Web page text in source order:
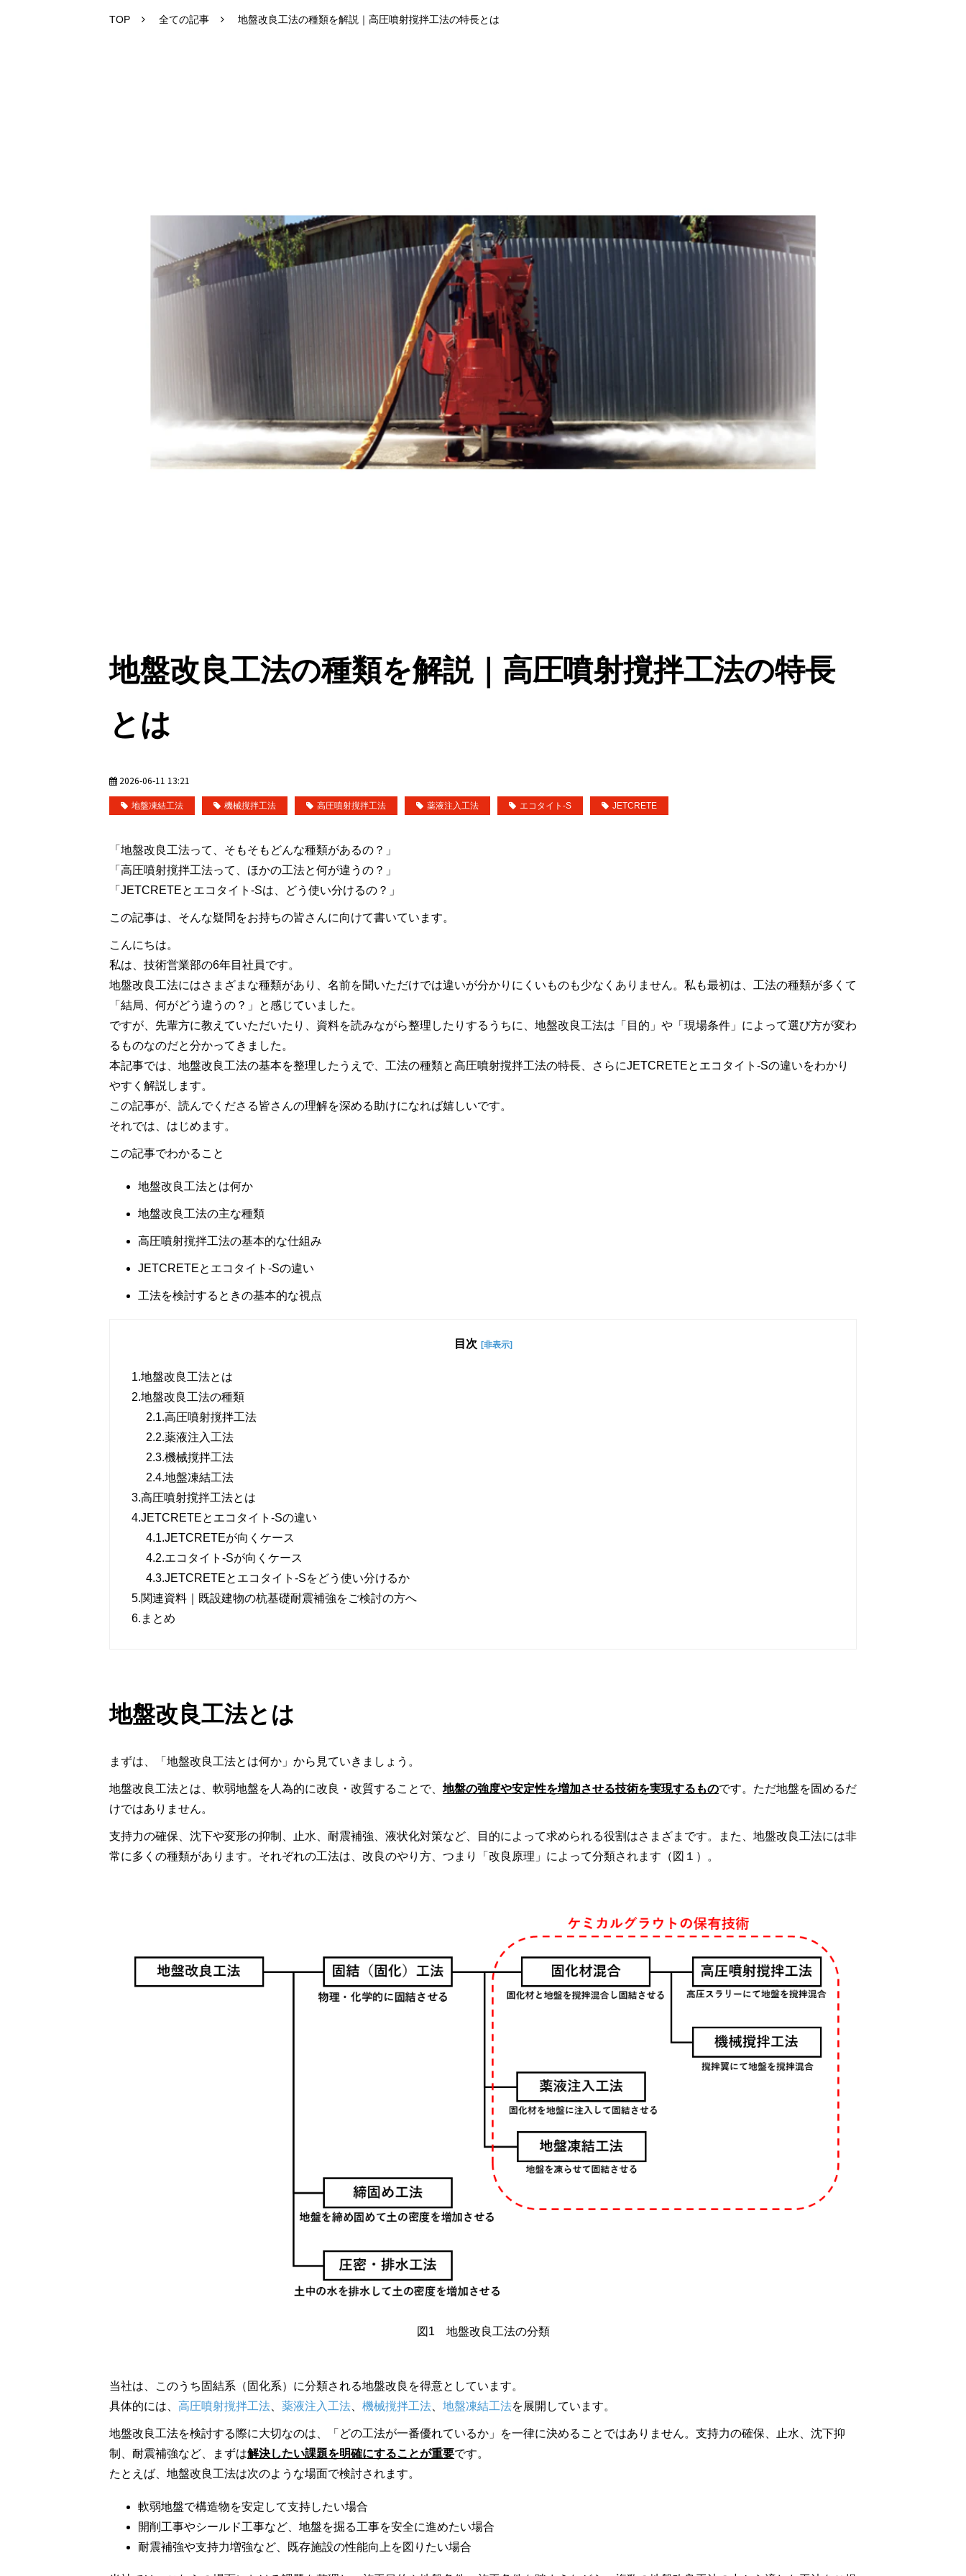
TOP 全ての記事 地盤改良工法の種類を解説｜高圧噴射撹拌工法の特長とは
地盤改良工法の種類を解説｜高圧噴射撹拌工法の特長
とは
2026-06-11 13:21
地盤凍結工法 機械撹拌工法 高圧噴射撹拌工法 薬液注入工法 エコタイト-S JETCRETE
「地盤改良工法って、そもそもどんな種類があるの？」
「高圧噴射撹拌工法って、ほかの工法と何が違うの？」
「JETCRETEとエコタイト-Sは、どう使い分けるの？」
この記事は、そんな疑問をお持ちの皆さんに向けて書いています。
こんにちは。
私は、技術営業部の6年目社員です。
地盤改良工法にはさまざまな種類があり、名前を聞いただけでは違いが分かりにくいものも少なくありません。私も最初は、工法の種類が多くて
「結局、何がどう違うの？」と感じていました。
ですが、先輩方に教えていただいたり、資料を読みながら整理したりするうちに、地盤改良工法は「目的」や「現場条件」によって選び方が変わ
るものなのだと分かってきました。
本記事では、地盤改良工法の基本を整理したうえで、工法の種類と高圧噴射撹拌工法の特長、さらにJETCRETEとエコタイト-Sの違いをわかり
やすく解説します。
この記事が、読んでくださる皆さんの理解を深める助けになれば嬉しいです。
それでは、はじめます。
この記事でわかること
地盤改良工法とは何か
地盤改良工法の主な種類
高圧噴射撹拌工法の基本的な仕組み
JETCRETEとエコタイト -Sの違い
工法を検討するときの基本的な視点
目次 [非表示]
1.地盤改良工法とは
2.地盤改良工法の種類
2.1.高圧噴射撹拌工法
2.2.薬液注入工法
2.3.機械撹拌工法
2.4.地盤凍結工法
3.高圧噴射撹拌工法とは
4.JETCRETEとエコタイト-Sの違い
4.1.JETCRETEが向くケース
4.2.エコタイト-Sが向くケース
4.3.JETCRETEとエコタイト-Sをどう使い分けるか
5.関連資料｜既設建物の杭基礎耐震補強をご検討の方へ
6. まとめ
地盤改良工法とは
まずは、「地盤改良工法とは何か」から見ていきましょう。
地盤改良工法とは、軟弱地盤を人為的に改良・改質することで、 地盤の強度や安定性を増加させる技術を実現するものです。ただ地盤を固めるだ
けではありません。
支持力の確保、沈下や変形の抑制、止水、耐震補強、液状化対策など、目的によって求められる役割はさまざまです。また、地盤改良工法には非
常に多くの種類があります。それぞれの工法は、改良のやり方、つまり「改良原理」によって分類されます（図１）。
図 1 地盤改良工法の分類
当社は、このうち固結系（固化系）に分類される地盤改良を得意としています。
具体的には、 高圧噴射撹拌工法 薬液注入工法 機械撹拌工法 地盤凍結工法を展開しています。
地盤改良工法を検討する際に大切なのは、「どの工法が一番優れているか」を一律に決めることではありません。支持力の確保、止水、沈下抑
制、耐震補強など、まずは解決したい課題を明確にすることが重要です。
たとえば、地盤改良工法は次のような場面で検討されます。
軟弱地盤で構造物を安定して支持したい場合
開削工事やシールド工事など、地盤を掘る工事を安全に進めたい場合
耐震補強や支持力増強など、既存施設の性能向上を図りたい場合